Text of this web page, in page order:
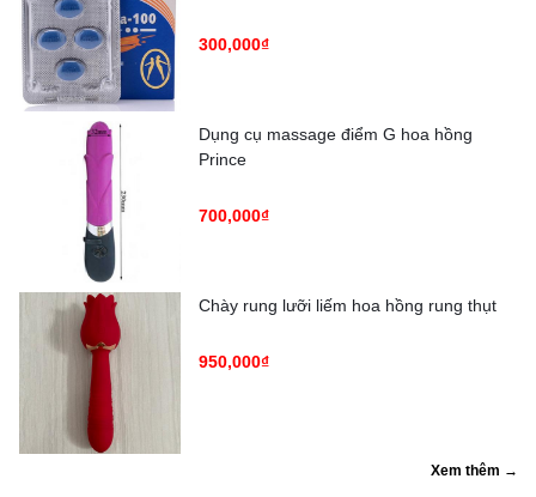
300,000₫
Dụng cụ massage điểm G hoa hồng
Prince
700,000₫
Chày rung lưỡi liếm hoa hồng rung thụt
950,000₫
Xem thêm →